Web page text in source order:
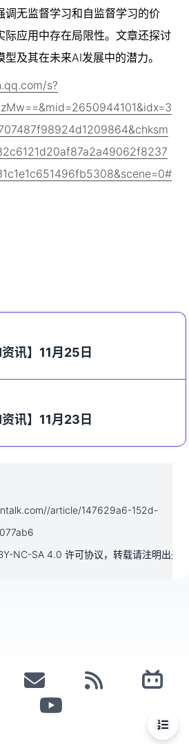
调无监督学习和自监督学习的价
际应用中存在局限性。文章还探讨
及其在未来AI发展中的潜力。
s?
资讯】11月25日
资讯】11月23日
article/147629a6-152d-
NC-SA 4.0 许可协议，转载请注明出处